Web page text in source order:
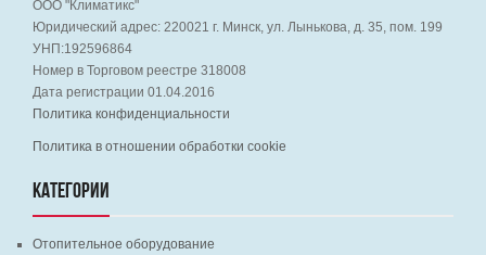
ООО "Климатикс"
Юридический адрес: 220021 г. Минск, ул. Лынькова, д. 35, пом. 199
УНП:192596864
Номер в Торговом реестре 318008
Дата регистрации 01.04.2016
Политика конфиденциальности
Политика в отношении обработки cookie
КАТЕГОРИИ
Отопительное оборудование